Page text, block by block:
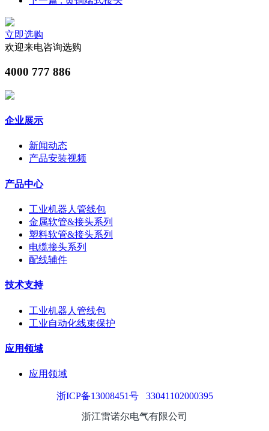
立即选购
欢迎来电咨询选购
4000 777 886
企业展示
新闻动态
产品安装视频
产品中心
工业机器人管线包
金属软管&接头系列
塑料软管&接头系列
电缆接头系列
配线辅件
技术支持
工业机器人管线包
工业自动化线束保护
应用领域
应用领域
浙ICP备13008451号
33041102000395
浙江雷诺尔电气有限公司